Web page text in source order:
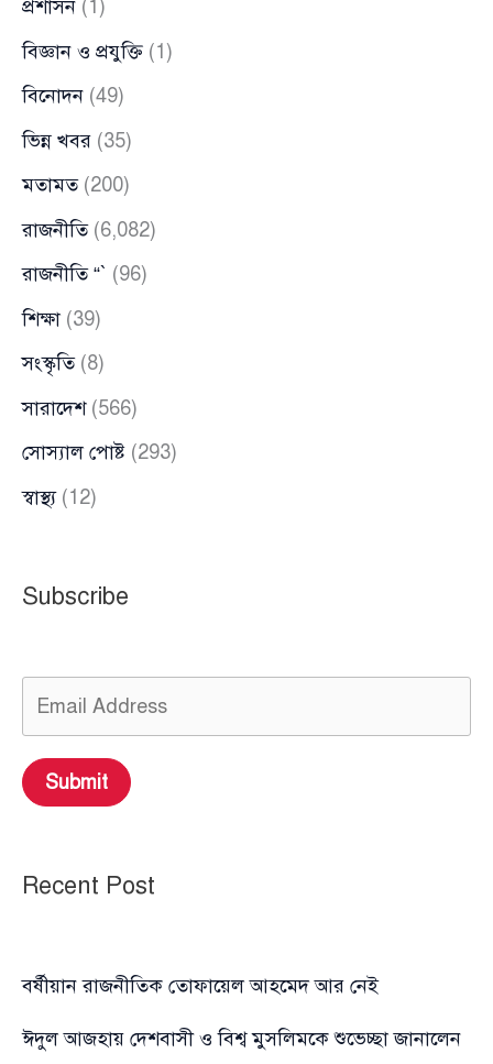
প্রশাসন (1)
বিজ্ঞান ও প্রযুক্তি (1)
বিনোদন (49)
ভিন্ন খবর (35)
মতামত(200)
রাজনীতি(6,082)
রাজনীতি “` (96)
শিক্ষা (39)
সংস্কৃতি(8)
সারাদেশ(566)
সোস্যাল পোষ্ট (293)
স্বাস্থ্য(12)
Subscribe
Submit
Recent Post
বর্ষীয়ান রাজনীতিক তোফায়েল আহমেদ আর নেই
ঈদুল আজহায় দেশবাসী ও বিশ্ব মুসলিমকে শুভেচ্ছা জানালেন